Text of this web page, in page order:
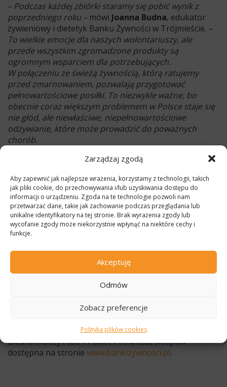
Zarządzaj zgodą
Aby zapewnić jak najlepsze wrażenia, korzystamy z technologii, takich
jak pliki cookie, do przechowywania i/lub uzyskiwania dostępu do
informacji o urządzeniu. Zgoda na te technologie pozwoli nam
przetwarzać dane, takie jak zachowanie podczas przeglądania lub
unikalne identyfikatory na tej stronie. Brak wyrażenia zgody lub
wycofanie zgody może niekorzystnie wpłynąć na niektóre cechy i
funkcje.
Akceptuję
Odmów
Zobacz preferencje
Polityka plików cookies
– Podczas każdej zbiórki staramy się pobić wynik z
poprzedniego roku – mówi Joanna Budna, edukator
żywieniowy i dietetyk Banku Żywności w Trójmieście. –
To wielkie emocje dla naszych wolontariuszy, ale
przede wszystkim zgromadzone produkty są
ogromnym wsparciem dla potrzebujących.
W połączeniu ze świeżą żywnością, którą ratujemy
przed zmarnowaniem, pozwalają przygotować
pełnowartościowe posiłki. To niezwykle ważne, bo
obecnie coraz większym problemem w Polsce staje się
nie głód, ale niewłaściwe, niepełnowartościowe
odżywianie, które może prowadzić do poważnych
chorób.
Aby dołączyć do charytatywnej zbiórki wystarczy przy
spożywcze i po odejściu od kasy przekazać je
wolontariuszom w specjalnie oznakowanych punktach.
Rekomendowane produkty to te zdługim terminem
przydatności. Najbardziej wartościowymi będą
makarony, kasze, cukier, olej, konserwy, przetwory
owocowe i warzywne, bakalie czy słodycze, które
Tegoroczna edycja Świątecznej Zbiórki Żywności
odbędzie się w dniach 29-30 listopada 2019 roku i
weźmie w niej udział ponad 53 tysiące wolontariuszy.
miejscowościach w całej Polsce. W Trójmieście, Rumi,
zbiórki przyłączyły się m.in. Auchan, Tesco, Lidl,
Biedronka czy Piotr i Paweł. Pełna lista sklepów
dostępna na stronie www.bankizywnosci.pl.